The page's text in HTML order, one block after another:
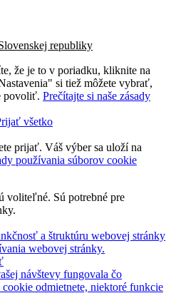
republiky
že je to v poriadku, kliknite na
si tiež môžete vybrať,
povoliť. Prečítajte si naše zásady
všetko
prijať. Váš výber sa uloží na
používania súborov cookie
voliteľné. Sú potrebné pre
a štruktúru webovej stránky
webovej stránky.
návštevy fungovala čo
odmietnete, niektoré funkcie